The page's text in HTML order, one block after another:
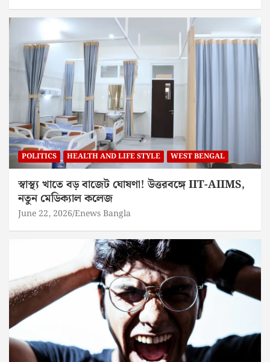
POLITICS HEALTH AND LIFE STYLE WEST BENGAL
স্বাস্থ্য খাতে বড় বাজেট ঘোষণা! উত্তরবঙ্গে IIT-AIIMS,
নতুন মেডিক্যাল কলেজ
June 22, 2026 Enews Bangla